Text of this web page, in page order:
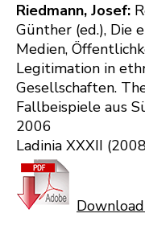
Riedmann, Josef:
Günther (ed.), Die
Medien,
Legitimation in
Gesellschaften.
Fallbeispiele aus
2006
Ladinia XXXII